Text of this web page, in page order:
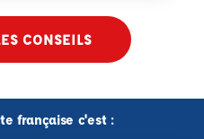
CONSEILS
française c'est :